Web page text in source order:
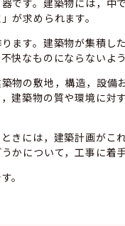
です。建築物には，
が求められます。
ます。建築物が集積
快なものにならないよ
物の敷地，構造，設備
建築物の質や環境に対
きには，建築計画が
かについて，工事に着
。